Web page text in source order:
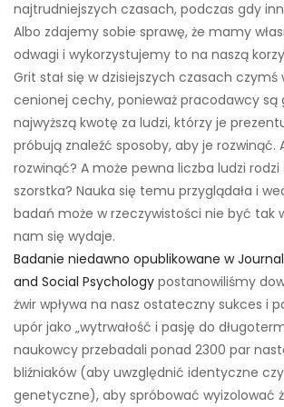
najtrudniejszych czasach, podczas gdy
Albo zdajemy sobie sprawę, że mamy
odwagi i wykorzystujemy to na naszą
Grit stał się w dzisiejszych czasach czymś
cenionej cechy, ponieważ pracodawcy są
najwyższą kwotę za ludzi, którzy je
próbują znaleźć sposoby, aby je rozwinąć.
rozwinąć? A może pewna liczba ludzi
szorstka? Nauka się temu przyglądała i
badań może w rzeczywistości nie być tak
nam się wydaje.
Badanie niedawno opublikowane w
and Social Psychology postanowiliśmy
żwir wpływa na nasz ostateczny sukces i
upór jako „wytrwałość i pasję do
naukowcy przebadali ponad 2300 par
bliźniaków (aby uwzględnić identyczne
genetyczne), aby spróbować wyizolować